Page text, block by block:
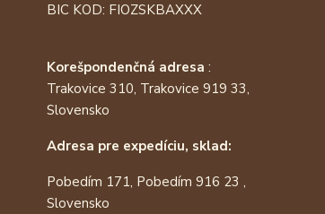
BIC KOD: FIOZSKBAXXX
Korešpondenčná adresa :
Trakovice 310, Trakovice 919 33,
Slovensko
Adresa pre expedíciu, sklad:
Pobedím 171, Pobedím 916 23 ,
Slovensko